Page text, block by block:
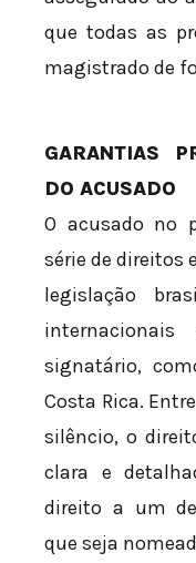
que todas as
magistrado de
GARANTIAS
DO ACUSADO
O acusado no
série de direitos
legislação
signatário,
Costa Rica.
silêncio, o
clara e
direito a um
que seja